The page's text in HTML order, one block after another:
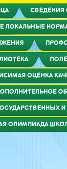
СВЕДЕНИЯ
ЛОКАЛЬНЫЕ
ОЦЕНКА
ОЛИМПИАДА